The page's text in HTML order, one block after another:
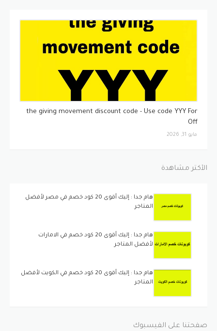
the giving movement discount code - Use code YYY For
Off
مايو 31, 2026
الأكثر مشاهدة
هام جدا : إليك أقوى 20 كود خصم في مصر لأفضل
المتاجر
هام جدا : إليك أقوى 20 كود خصم في الامارات
لأفضل المتاجر
هام جدا : إليك أقوى 20 كود خصم في الكويت لأفضل
المتاجر
صفحتنا على الفيسبوك